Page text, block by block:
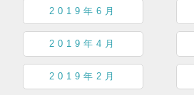
2019年6月
2019年4月
2019年2月